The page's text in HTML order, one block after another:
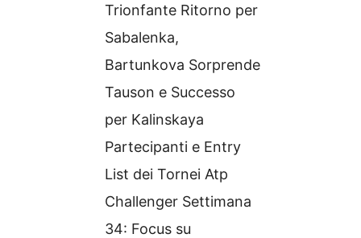
Trionfante Ritorno per
Sabalenka,
Bartunkova Sorprende
Tauson e Successo
per Kalinskaya
Partecipanti e Entry
List dei Tornei Atp
Challenger Settimana
34: Focus su